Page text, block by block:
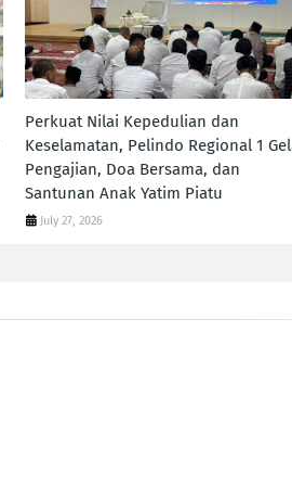
Perkuat Nilai Kepedulian dan
Keselamatan, Pelindo Regional 1
Pengajian, Doa Bersama, dan
Santunan Anak Yatim Piatu
July 27, 2026